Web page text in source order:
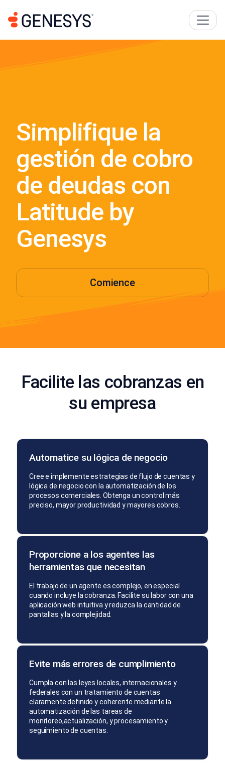
Simplifique la
gestión de cobro
de deudas con
Latitude by
Genesys
Comience
Facilite las cobranzas en
su empresa
Automatice su lógica de negocio
Cree e implemente estrategias de flujo de cuentas y
lógica de negocio con la automatización de los
procesos comerciales. Obtenga un control más
preciso, mayor productividad y mayores cobros.
Proporcione a los agentes las
herramientas que necesitan
El trabajo de un agente es complejo, en especial
cuando incluye la cobranza. Facilite su labor con una
aplicación web intuitiva y reduzca la cantidad de
pantallas y la complejidad.
Evite más errores de cumplimiento
Cumpla con las leyes locales, internacionales y
federales con un tratamiento de cuentas
claramente definido y coherente mediante la
automatización de las tareas de
monitoreo,actualización, y procesamiento y
seguimiento de cuentas.